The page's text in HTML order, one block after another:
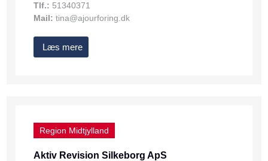
Tlf.: 51340371
Mail: tina@ajourforing.dk
Læs mere
Region Midtjylland
Aktiv Revision Silkeborg ApS